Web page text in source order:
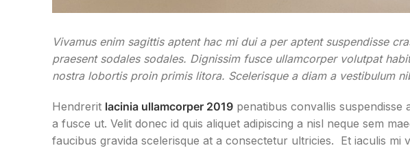
Vivamus enim sagittis aptent hac mi dui a per aptent suspendisse
praesent sodales sodales. Dignissim fusce ullamcorper volutpat
nostra lobortis proin primis litora. Scelerisque a diam a vestibulum
Hendrerit lacinia ullamcorper 2019 penatibus convallis suspendisse
a fusce ut. Velit donec id quis aliquet adipiscing a nisl neque sem
faucibus gravida scelerisque at a consectetur ultricies. Et iaculis mi